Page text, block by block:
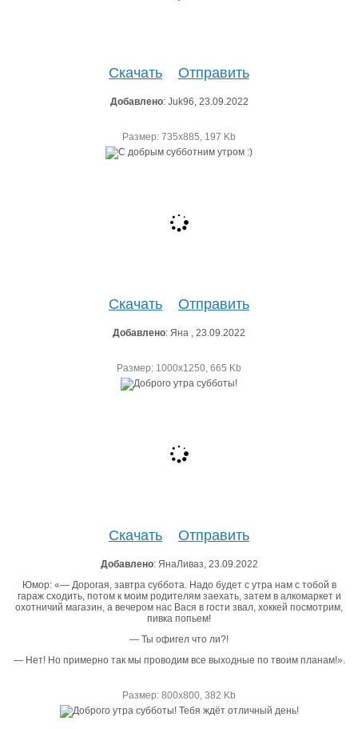
Скачать Отправить
Добавлено: Juk96, 23.09.2022
Размер: 735х885, 197 Kb
Скачать Отправить
Добавлено: Яна , 23.09.2022
Размер: 1000х1250, 665 Kb
Скачать Отправить
Добавлено: ЯнаЛиваз, 23.09.2022
Юмор: «— Дорогая, завтра суббота. Надо будет с утра нам с тобой в
гараж сходить, потом к моим родителям заехать, затем в алкомаркет и
охотничий магазин, а вечером нас Вася в гости звал, хоккей посмотрим,
пивка попьем!
— Ты офигел что ли?!
— Нет! Но примерно так мы проводим все выходные по твоим планам!».
Размер: 800х800, 382 Kb